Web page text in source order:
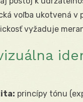
voľba ukotvená
vyžaduje
princípy tónu